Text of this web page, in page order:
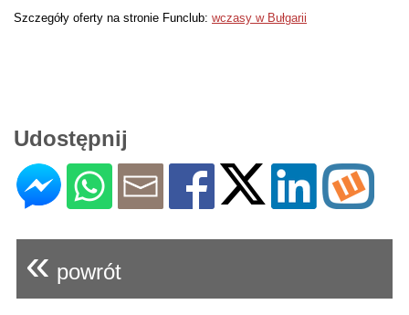
Szczegóły oferty na stronie Funclub: wczasy w Bułgarii
Udostępnij
« powrót